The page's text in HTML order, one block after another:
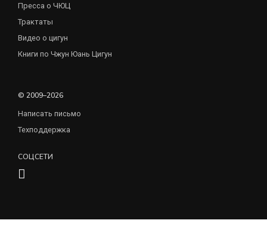
Пресса о ЧЮЦ
Трактаты
Видео о цигун
Книги по Чжун Юань Цигун
© 2009–2026
Написать письмо
Техподдержка
СОЦСЕТИ